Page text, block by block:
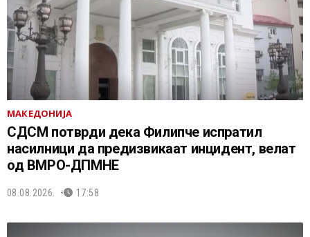
МАКЕДОНИЈА
СДСМ потврди дека Филипче испратил
насилници да предизвикаат инцидент, велат
од ВМРО-ДПМНЕ
08.08.2026. 17:58